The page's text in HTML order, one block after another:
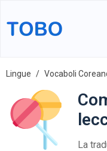
Lingue Vocaboli
La